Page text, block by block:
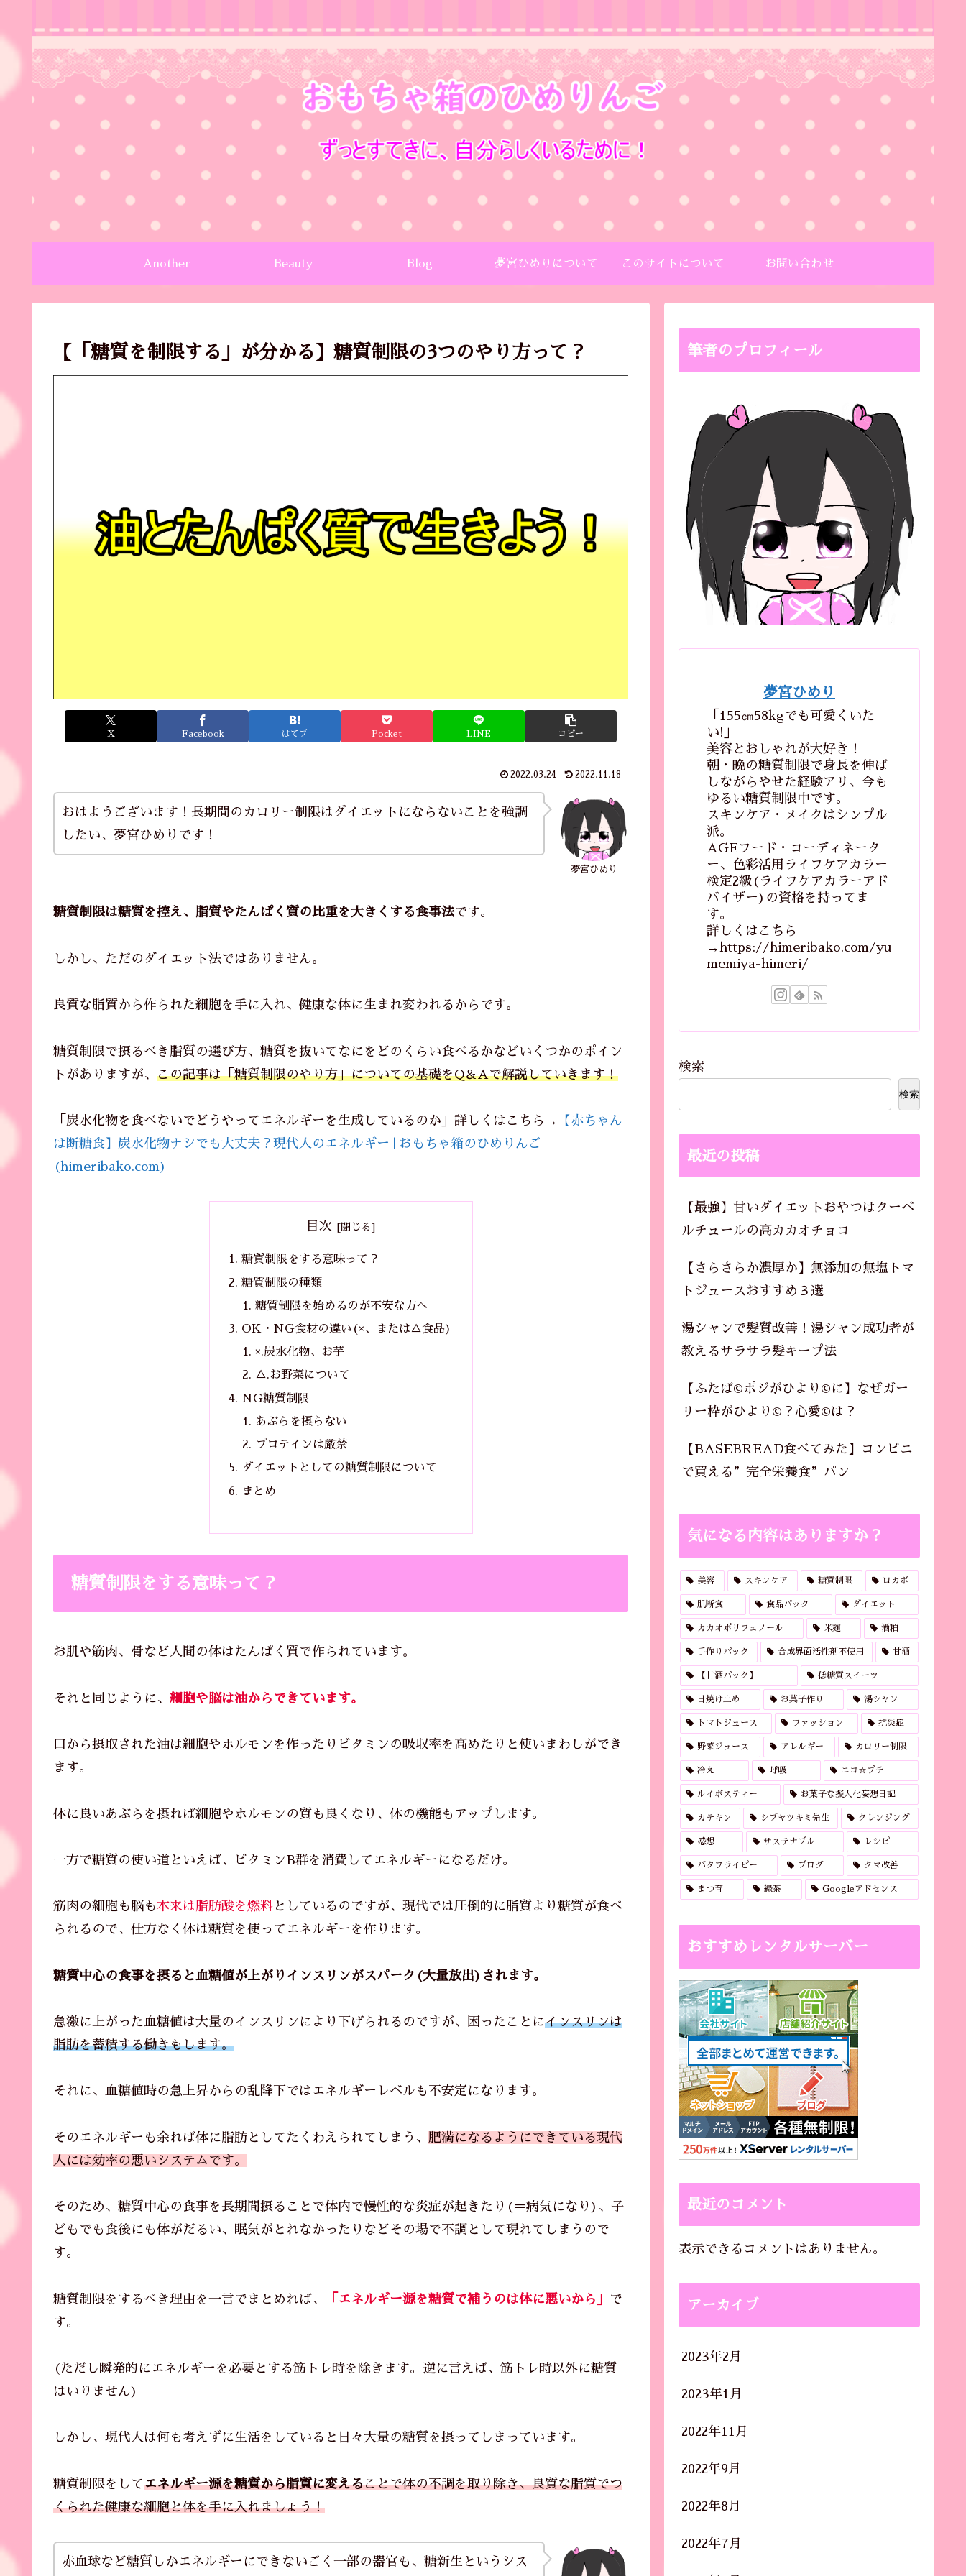
Another Beauty Blog 夢宮ひめりについて このサイトについて お問い合わせ
【「糖質を制限する」が分かる】糖質制限の3つのやり方って？
X Facebook はてブ Pocket LINE コピー
2022.03.24 2022.11.18
夢宮ひめり
おはようございます！長期間のカロリー制限はダイエットにならないことを強調
したい、夢宮ひめりです！
糖質制限は糖質を控え、脂質やたんぱく質の比重を大きくする食事法です。
しかし、ただのダイエット法ではありません。
良質な脂質から作られた細胞を手に入れ、健康な体に生まれ変われるからです。
糖質制限で摂るべき脂質の選び方、糖質を抜いてなにをどのくらい食べるかなどいくつかのポイン
トがありますが、 この記事は「糖質制限のやり方」についての基礎をQ＆Aで解説していきます！
「炭水化物を食べないでどうやってエネルギーを生成しているのか」詳しくはこちら→
【赤ちゃん
は断糖食】炭水化物ナシでも大丈夫？現代人のエネルギー | おもちゃ箱のひめりんご
(himeribako.com)
目次
糖質制限をする意味って？
糖質制限の種類
糖質制限を始めるのが不安な方へ
OK・NG食材の違い(×、または△食品)
×.炭水化物、お芋
△.お野菜について
NG糖質制限
あぶらを摂らない
プロテインは厳禁
ダイエットとしての糖質制限について
まとめ
糖質制限をする意味って？
お肌や筋肉、骨など人間の体はたんぱく質で作られています。
それと同じように、 細胞や脳は油からできています。
口から摂取された油は細胞やホルモンを作ったりビタミンの吸収率を高めたりと使いまわしができ
ます。
体に良いあぶらを摂れば細胞やホルモンの質も良くなり、体の機能もアップします。
一方で糖質の使い道といえば、ビタミンB群を消費してエネルギーになるだけ。
筋肉の細胞も脳も本来は脂肪酸を燃料 としているのですが、現代では圧倒的に脂質より糖質が食べ
られるので、仕方なく体は糖質を使ってエネルギーを作ります。
糖質中心の食事を摂ると血糖値が上がりインスリンがスパーク(大量放出)されます。
急激に上がった血糖値は大量のインスリンにより下げられるのですが、困ったことにインスリンは
脂肪を蓄積する働きもします。
それに、血糖値時の急上昇からの乱降下ではエネルギーレベルも不安定になります。
そのエネルギーも余れば体に脂肪としてたくわえられてしまう、 肥満になるようにできている現代
人には効率の悪いシステムです。
そのため、糖質中心の食事を長期間摂ることで体内で慢性的な炎症が起きたり(＝病気になり)、子
どもでも食後にも体がだるい、眠気がとれなかったりなどその場で不調として現れてしまうので
す。
糖質制限をするべき理由を一言でまとめれば、 「エネルギー源を糖質で補うのは体に悪いから」
で
す。
(ただし瞬発的にエネルギーを必要とする筋トレ時を除きます。逆に言えば、筋トレ時以外に糖質
はいりません)
しかし、現代人は何も考えずに生活をしていると日々大量の糖質を摂ってしまっています。
糖質制限をしてエネルギー源を糖質から脂質に変えることで体の不調を取り除き、良質な脂質でつ
くられた健康な細胞と体を手に入れましょう！
赤血球など糖質しかエネルギーにできないごく一部の器官も、糖新生というシス
筆者のプロフィール
夢宮ひめり
「155㎝58kgでも可愛くいた
い!」
美容とおしゃれが大好き！
朝・晩の糖質制限で身長を伸ば
しながらやせた経験アリ、今も
ゆるい糖質制限中です。
スキンケア・メイクはシンプル
派。
AGEフード・コーディネータ
ー、色彩活用ライフケアカラー
検定2級(ライフケアカラーアド
バイザー)の資格を持ってま
す。
詳しくはこちら
→https://himeribako.com/yu
memiya-himeri/
検索
検索
最近の投稿
【最強】甘いダイエットおやつはクーベ
ルチュールの高カカオチョコ
【さらさらか濃厚か】無添加の無塩トマ
トジュースおすすめ３選
湯シャンで髪質改善！湯シャン成功者が
教えるサラサラ髪キープ法
【ふたば©ポジがひより©に】なぜガー
リー枠がひより©？心愛©は？
【BASEBREAD食べてみた】コンビニ
で買える”完全栄養食”パン
気になる内容はありますか？
美容 スキンケア 糖質制限 ロカボ
肌断食 食品パック ダイエット
カカオポリフェノール 米麹 酒粕
手作りパック 合成界面活性剤不使用 甘酒
【甘酒パック】 低糖質スイーツ
日焼け止め お菓子作り 湯シャン
トマトジュース ファッション 抗炎症
野菜ジュース アレルギー カロリー制限
冷え 呼吸 ニコ☆プチ
ルイボスティー お菓子な擬人化妄想日記
カテキン シブヤツキミ先生 クレンジング
感想 サステナブル レシピ
バタフライピー ブログ クマ改善
まつ育 緑茶 Googleアドセンス
おすすめレンタルサーバー
最近のコメント
表示できるコメントはありません。
アーカイブ
2023年2月
2023年1月
2022年11月
2022年9月
2022年8月
2022年7月